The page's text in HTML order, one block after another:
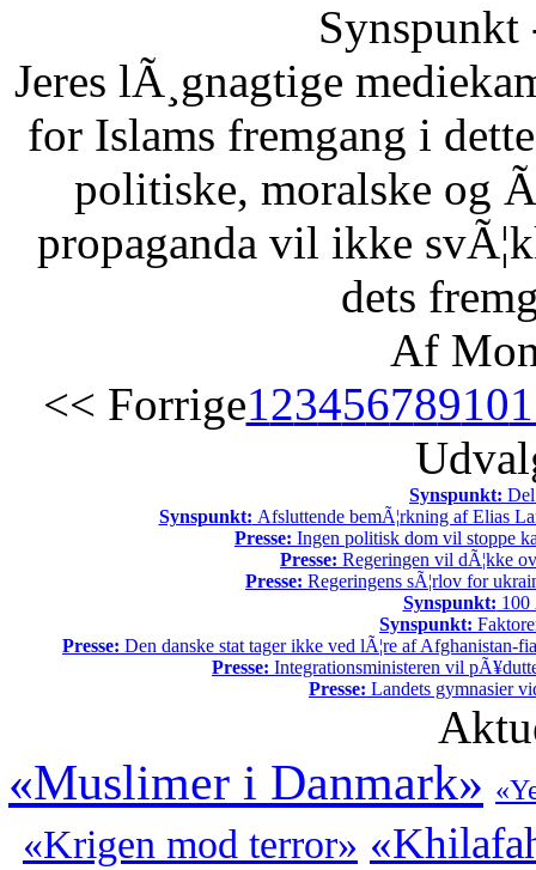
Synspunkt
Jeres lÃ¸gnagtige
for Islams fremgang i
politiske, moralske og
propaganda vil ikke
dets
Af
<< Forrige12345678910
Synspunkt:
Synspunkt: Afsluttende bemÃ¦rkning af Elias
Presse: Ingen politisk dom vil stoppe
Presse: Regeringen vil dÃ¦kke
Presse: Regeringens sÃ¦rlov for
Synspunkt: 100
Synspunkt:
Presse: Den danske stat tager ikke ved lÃ¦re af Afghanistan-
Presse: Integrationsministeren vil
Presse: Landets gymnasier
«Muslimer i Danmark»
«Krigen mod terror»